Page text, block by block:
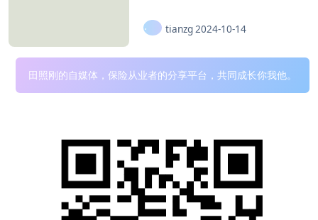
tianzg2024-10-14
田照刚的自媒体，保险从业者的分享平台，共同成长你我他。